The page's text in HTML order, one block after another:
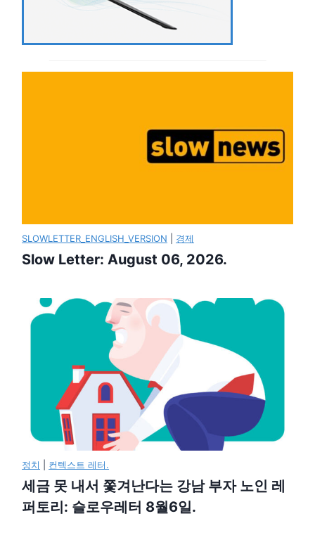
SLOWLETTER_ENGLISH_VERSION 경제
Slow Letter: August 06, 2026.
정치 컨텍스트 레터.
세금 못 내서 쫓겨난다는 강남 부자 노인 레
퍼토리: 슬로우레터 8월6일.